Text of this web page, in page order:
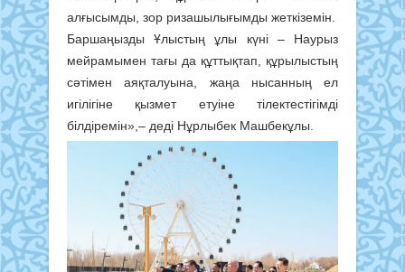
алғысымды, зор ризашылығымды жеткіземін.
Баршаңызды Ұлыстың ұлы күні – Наурыз
мейрамымен тағы да құттықтап, құрылыстың
сәтімен аяқталуына, жаңа нысанның ел
игілігіне қызмет етуіне тілектестігімді
білдіремін»,– деді Нұрлыбек Машбекұлы.